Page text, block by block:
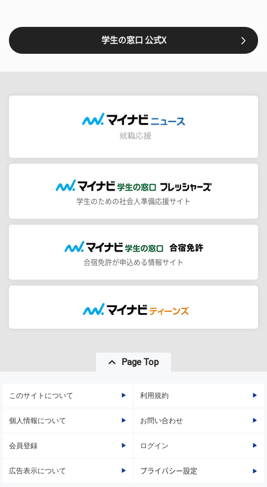
学生の窓口 公式X
学生のための社会人準備応援サイト
合宿免許が申込める情報サイト
Page Top
このサイトについて 利用規約
個人情報について お問い合わせ
会員登録 ログイン
広告表示について プライバシー設定